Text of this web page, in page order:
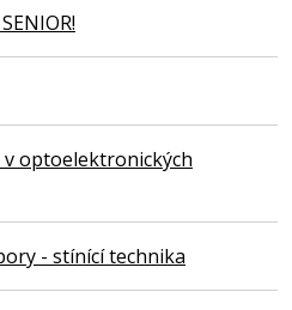
optoelektronických
- stínící technika